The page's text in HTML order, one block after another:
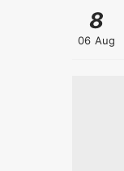
8
06 Aug